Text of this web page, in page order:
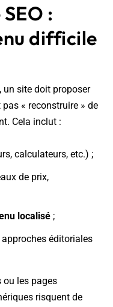
:
difficile
un site doit proposer
« reconstruire » de
Cela inclut :
calculateurs, etc.) ;
de prix,
localisé ;
éditoriales
ou les pages
risquent de